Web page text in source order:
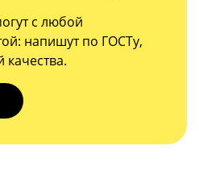
с любой
напишут по ГОСТу,
качества.